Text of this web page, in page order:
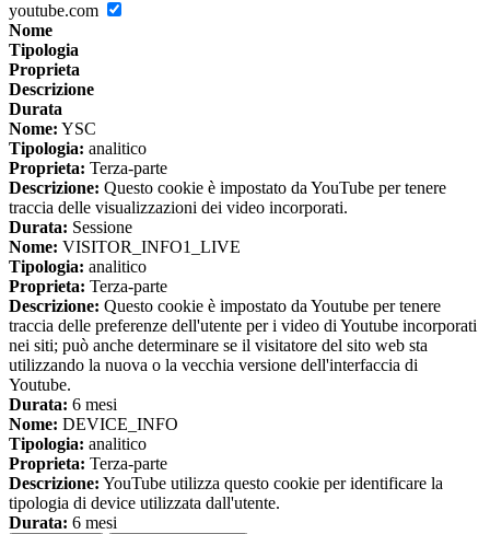
youtube.com
Nome
Tipologia
Proprieta
Descrizione
Durata
Nome: YSC
Tipologia: analitico
Proprieta: Terza-parte
Descrizione: Questo cookie è impostato da YouTube per tenere
traccia delle visualizzazioni dei video incorporati.
Durata: Sessione
Nome: VISITOR_INFO1_LIVE
Tipologia: analitico
Proprieta: Terza-parte
Descrizione: Questo cookie è impostato da Youtube per tenere
traccia delle preferenze dell'utente per i video di Youtube incorporati
nei siti; può anche determinare se il visitatore del sito web sta
utilizzando la nuova o la vecchia versione dell'interfaccia di
Youtube.
Durata: 6 mesi
Nome: DEVICE_INFO
Tipologia: analitico
Proprieta: Terza-parte
Descrizione: YouTube utilizza questo cookie per identificare la
tipologia di device utilizzata dall'utente.
Durata: 6 mesi